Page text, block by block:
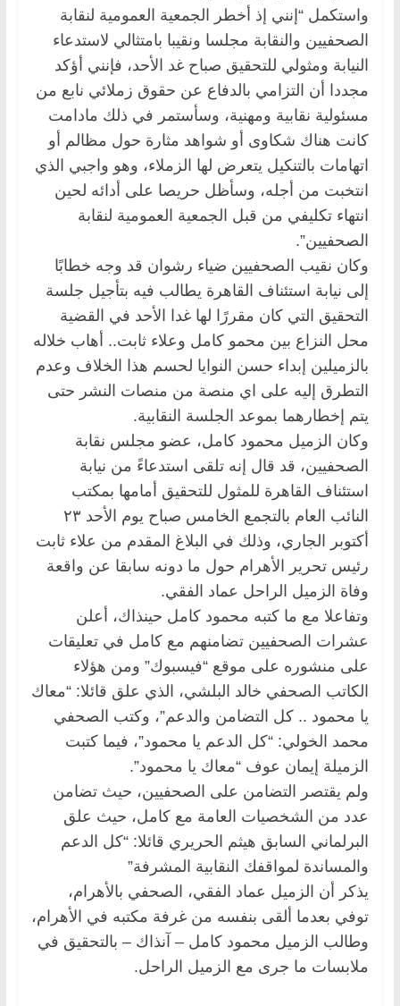
واستكمل “إنني إذ أخطر الجمعية العمومية لنقابة
الصحفيين والنقابة مجلسا ونقيبا بامتثالي لاستدعاء
النيابة ومثولي للتحقيق صباح غد الأحد، فإنني أؤكد
مجددا أن التزامي بالدفاع عن حقوق زملائي نابع من
مسئولية نقابية ومهنية، وسأستمر في ذلك مادامت
كانت هناك شكاوى أو شواهد مثارة حول مظالم أو
اتهامات بالتنكيل يتعرض لها الزملاء، وهو واجبي الذي
انتخبت من أجله، وسأظل حريصا على أدائه لحين
انتهاء تكليفي من قبل الجمعية العمومية لنقابة
الصحفيين”.
وكان نقيب الصحفيين ضياء رشوان قد وجه خطابًا
إلى نيابة استئناف القاهرة يطالب فيه بتأجيل جلسة
التحقيق التي كان مقررًا لها غدا الأحد في القضية
محل النزاع بين محمو كامل وعلاء ثابت.. أهاب خلاله
بالزميلين إبداء حسن النوايا لحسم هذا الخلاف وعدم
التطرق إليه على اي منصة من منصات النشر حتى
يتم إخطارهما بموعد الجلسة النقابية.
وكان الزميل محمود كامل، عضو مجلس نقابة
الصحفيين، قد قال إنه تلقى استدعاءً من نيابة
استئناف القاهرة للمثول للتحقيق أمامها بمكتب
النائب العام بالتجمع الخامس صباح يوم الأحد ٢٣
أكتوبر الجاري، وذلك في البلاغ المقدم من علاء ثابت
رئيس تحرير الأهرام حول ما دونه سابقا عن واقعة
وفاة الزميل الراحل عماد الفقي.
وتفاعلا مع ما كتبه محمود كامل حينذاك، أعلن
عشرات الصحفيين تضامنهم مع كامل في تعليقات
على منشوره على موقع “فيسبوك” ومن هؤلاء
الكاتب الصحفي خالد البلشي، الذي علق قائلا: “معاك
يا محمود .. كل التضامن والدعم”، وكتب الصحفي
محمد الخولي: “كل الدعم يا محمود”، فيما كتبت
الزميلة إيمان عوف “معاك يا محمود”.
ولم يقتصر التضامن على الصحفيين، حيث تضامن
عدد من الشخصيات العامة مع كامل، حيث علق
البرلماني السابق هيثم الحريري قائلا: “كل الدعم
والمساندة لمواقفك النقابية المشرفة”
يذكر أن الزميل عماد الفقي، الصحفي بالأهرام،
توفي بعدما ألقى بنفسه من غرفة مكتبه في الأهرام،
وطالب الزميل محمود كامل – آنذاك – بالتحقيق في
ملابسات ما جرى مع الزميل الراحل.